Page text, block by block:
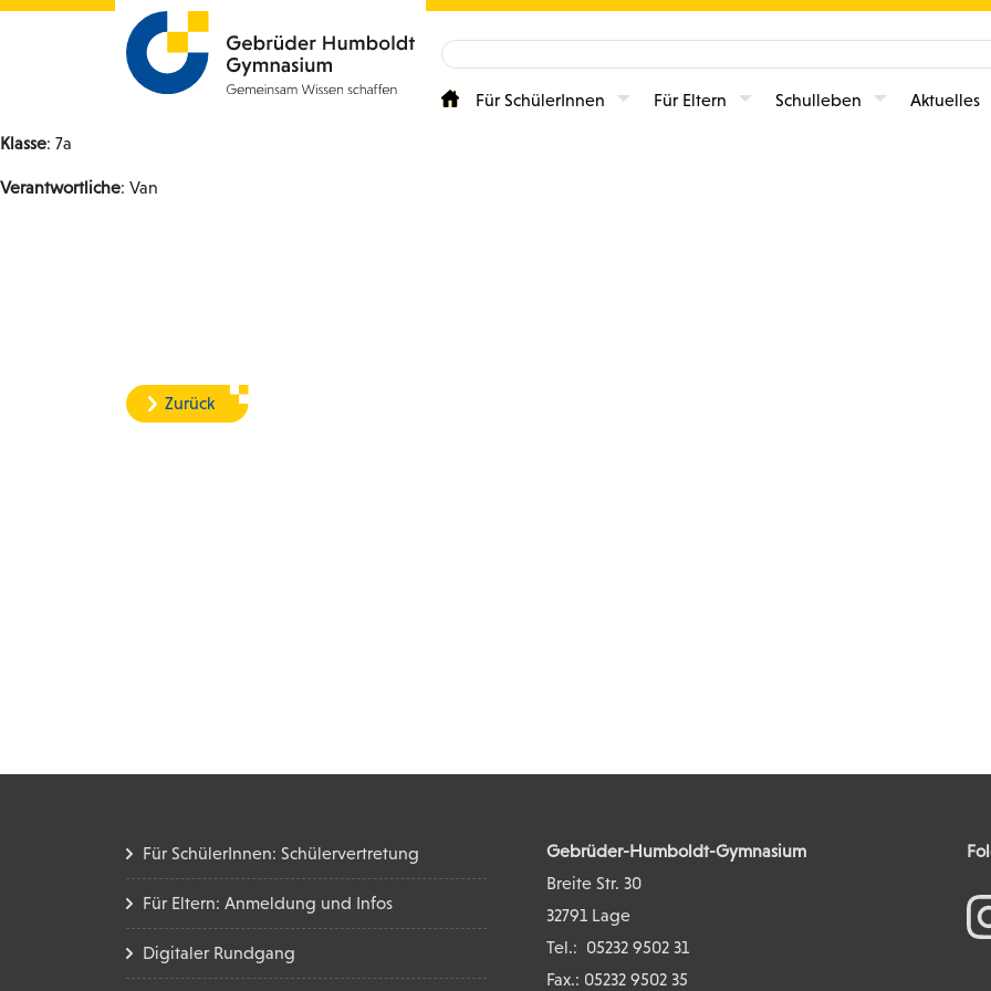
Für SchülerInnen Für Eltern Schulleben Aktuelles
Klasse: 7a
Verantwortliche: Van
Zurück
Für SchülerInnen: Schülervertretung
Für Eltern: Anmeldung und Infos
Digitaler Rundgang
Gebrüder-Humboldt-Gymnasium
Breite Str. 30
32791 Lage
Tel.: 05232 9502 31
Fax.: 05232 9502 35